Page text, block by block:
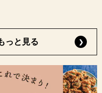
っと見る